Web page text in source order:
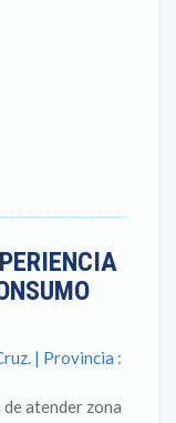
| Provincia :
atender zona